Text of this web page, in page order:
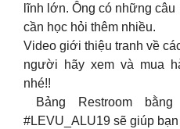
lĩnh lớn. Ông có những
cần học hỏi thêm nhiều.
Video giới thiệu tranh về
người hãy xem và mua
nhé!!
Bảng Restroom
#LEVU_ALU19 sẽ giúp